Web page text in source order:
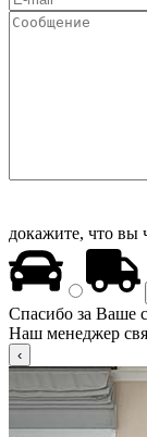
докажите, что вы
Спасибо за Ваше
Наш менеджер